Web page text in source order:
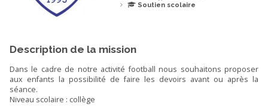
Soutien scolaire
Description de la mission
Dans le cadre de notre activité football nous souhaitons proposer
aux enfants la possibilité de faire les devoirs avant ou après la
séance.
Niveau scolaire : collège